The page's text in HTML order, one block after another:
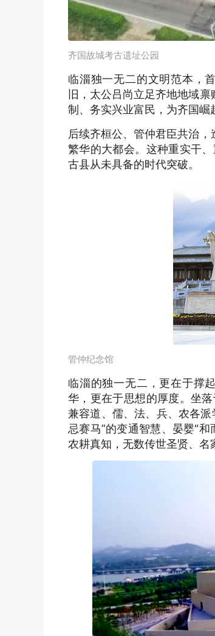
齐国故城考古遗址公园
临淄独一无二的文明范本，
旧，太公吕尚立足齐地地域
制、务实兴业富民，为齐国崛
后续齐桓公、管仲君臣共治
繁华的大都会。这种重实干
古县从未具备的时代突破。
管仲纪念馆
临淄的独一无二，更在于撑
华，更在于思想的厚度。坐
兼容道、儒、法、兵、农各
忌赛马”的变通智慧、晏婴“
农耕真知，无数传世圣贤、名